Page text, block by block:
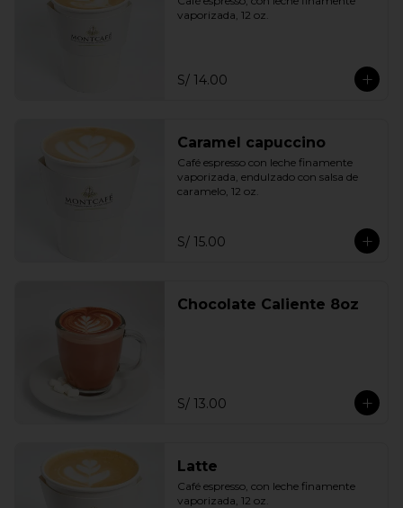
vaporizada, 12 oz.
S/ 14.00
Caramel capuccino
Café espresso con leche finamente
vaporizada, endulzado con salsa de
caramelo, 12 oz.
S/ 15.00
Chocolate Caliente 8oz
S/ 13.00
Latte
Café espresso, con leche finamente
vaporizada, 12 oz.